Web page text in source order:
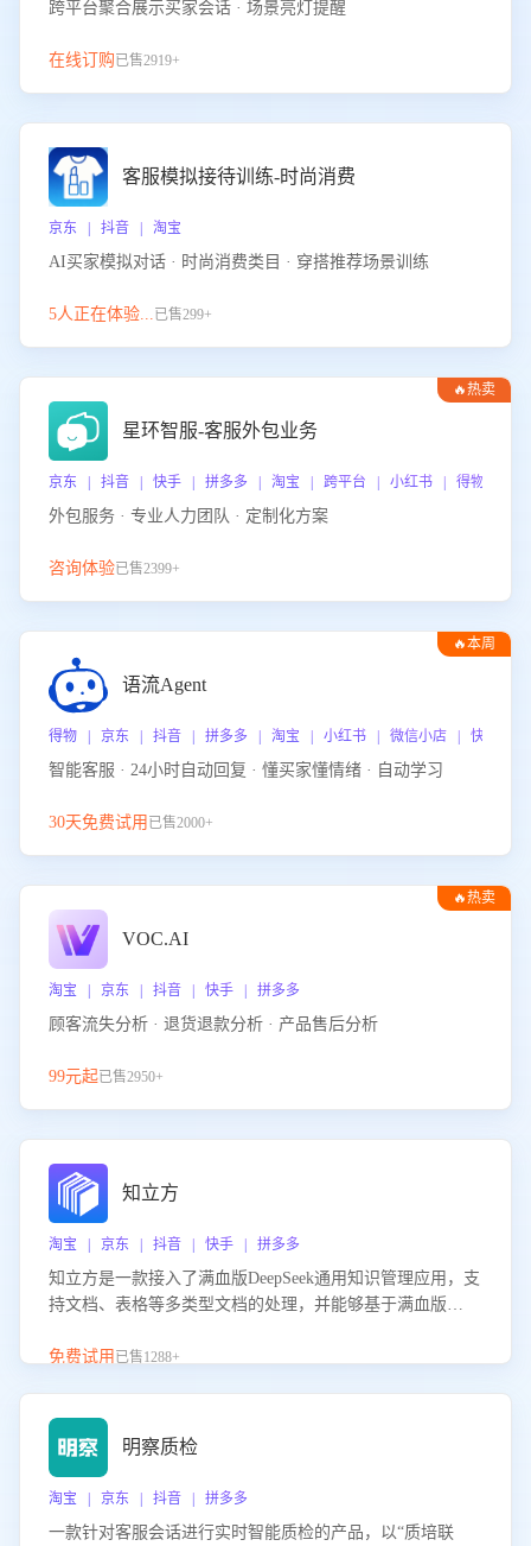
跨平台聚合展示买家会话 · 场景亮灯提醒
在线订购已售2919+
客服模拟接待训练-时尚消费
京东 | 抖音 | 淘宝
AI买家模拟对话 · 时尚消费类目 · 穿搭推荐场景训练
5人正在体验...已售299+
🔥热卖
星环智服-客服外包业务
京东 | 抖音 | 快手 | 拼多多 | 淘宝 | 跨平台 | 小红书 | 得物 | 企
外包服务 · 专业人力团队 · 定制化方案
咨询体验已售2399+
🔥本周
语流Agent
得物 | 京东 | 抖音 | 拼多多 | 淘宝 | 小红书 | 微信小店 | 快手 |
智能客服 · 24小时自动回复 · 懂买家懂情绪 · 自动学习
30天免费试用 已售2000+
🔥热卖
VOC.AI
淘宝 | 京东 | 抖音 | 快手 | 拼多多
顾客流失分析 · 退货退款分析 · 产品售后分析
99元起已售2950+
知立方
淘宝 | 京东 | 抖音 | 快手 | 拼多多
知立方是一款接入了满血版DeepSeek通用知识管理应用，支
持文档、表格等多类型文档的处理，并能够基于满血版
识支持，帮助用户高效管理和利用知识资源。通过该产品，
免费试用 已售1288+
明察质检
淘宝 | 京东 | 抖音 | 拼多多
一款针对客服会话进行实时智能质检的产品，以“质培联